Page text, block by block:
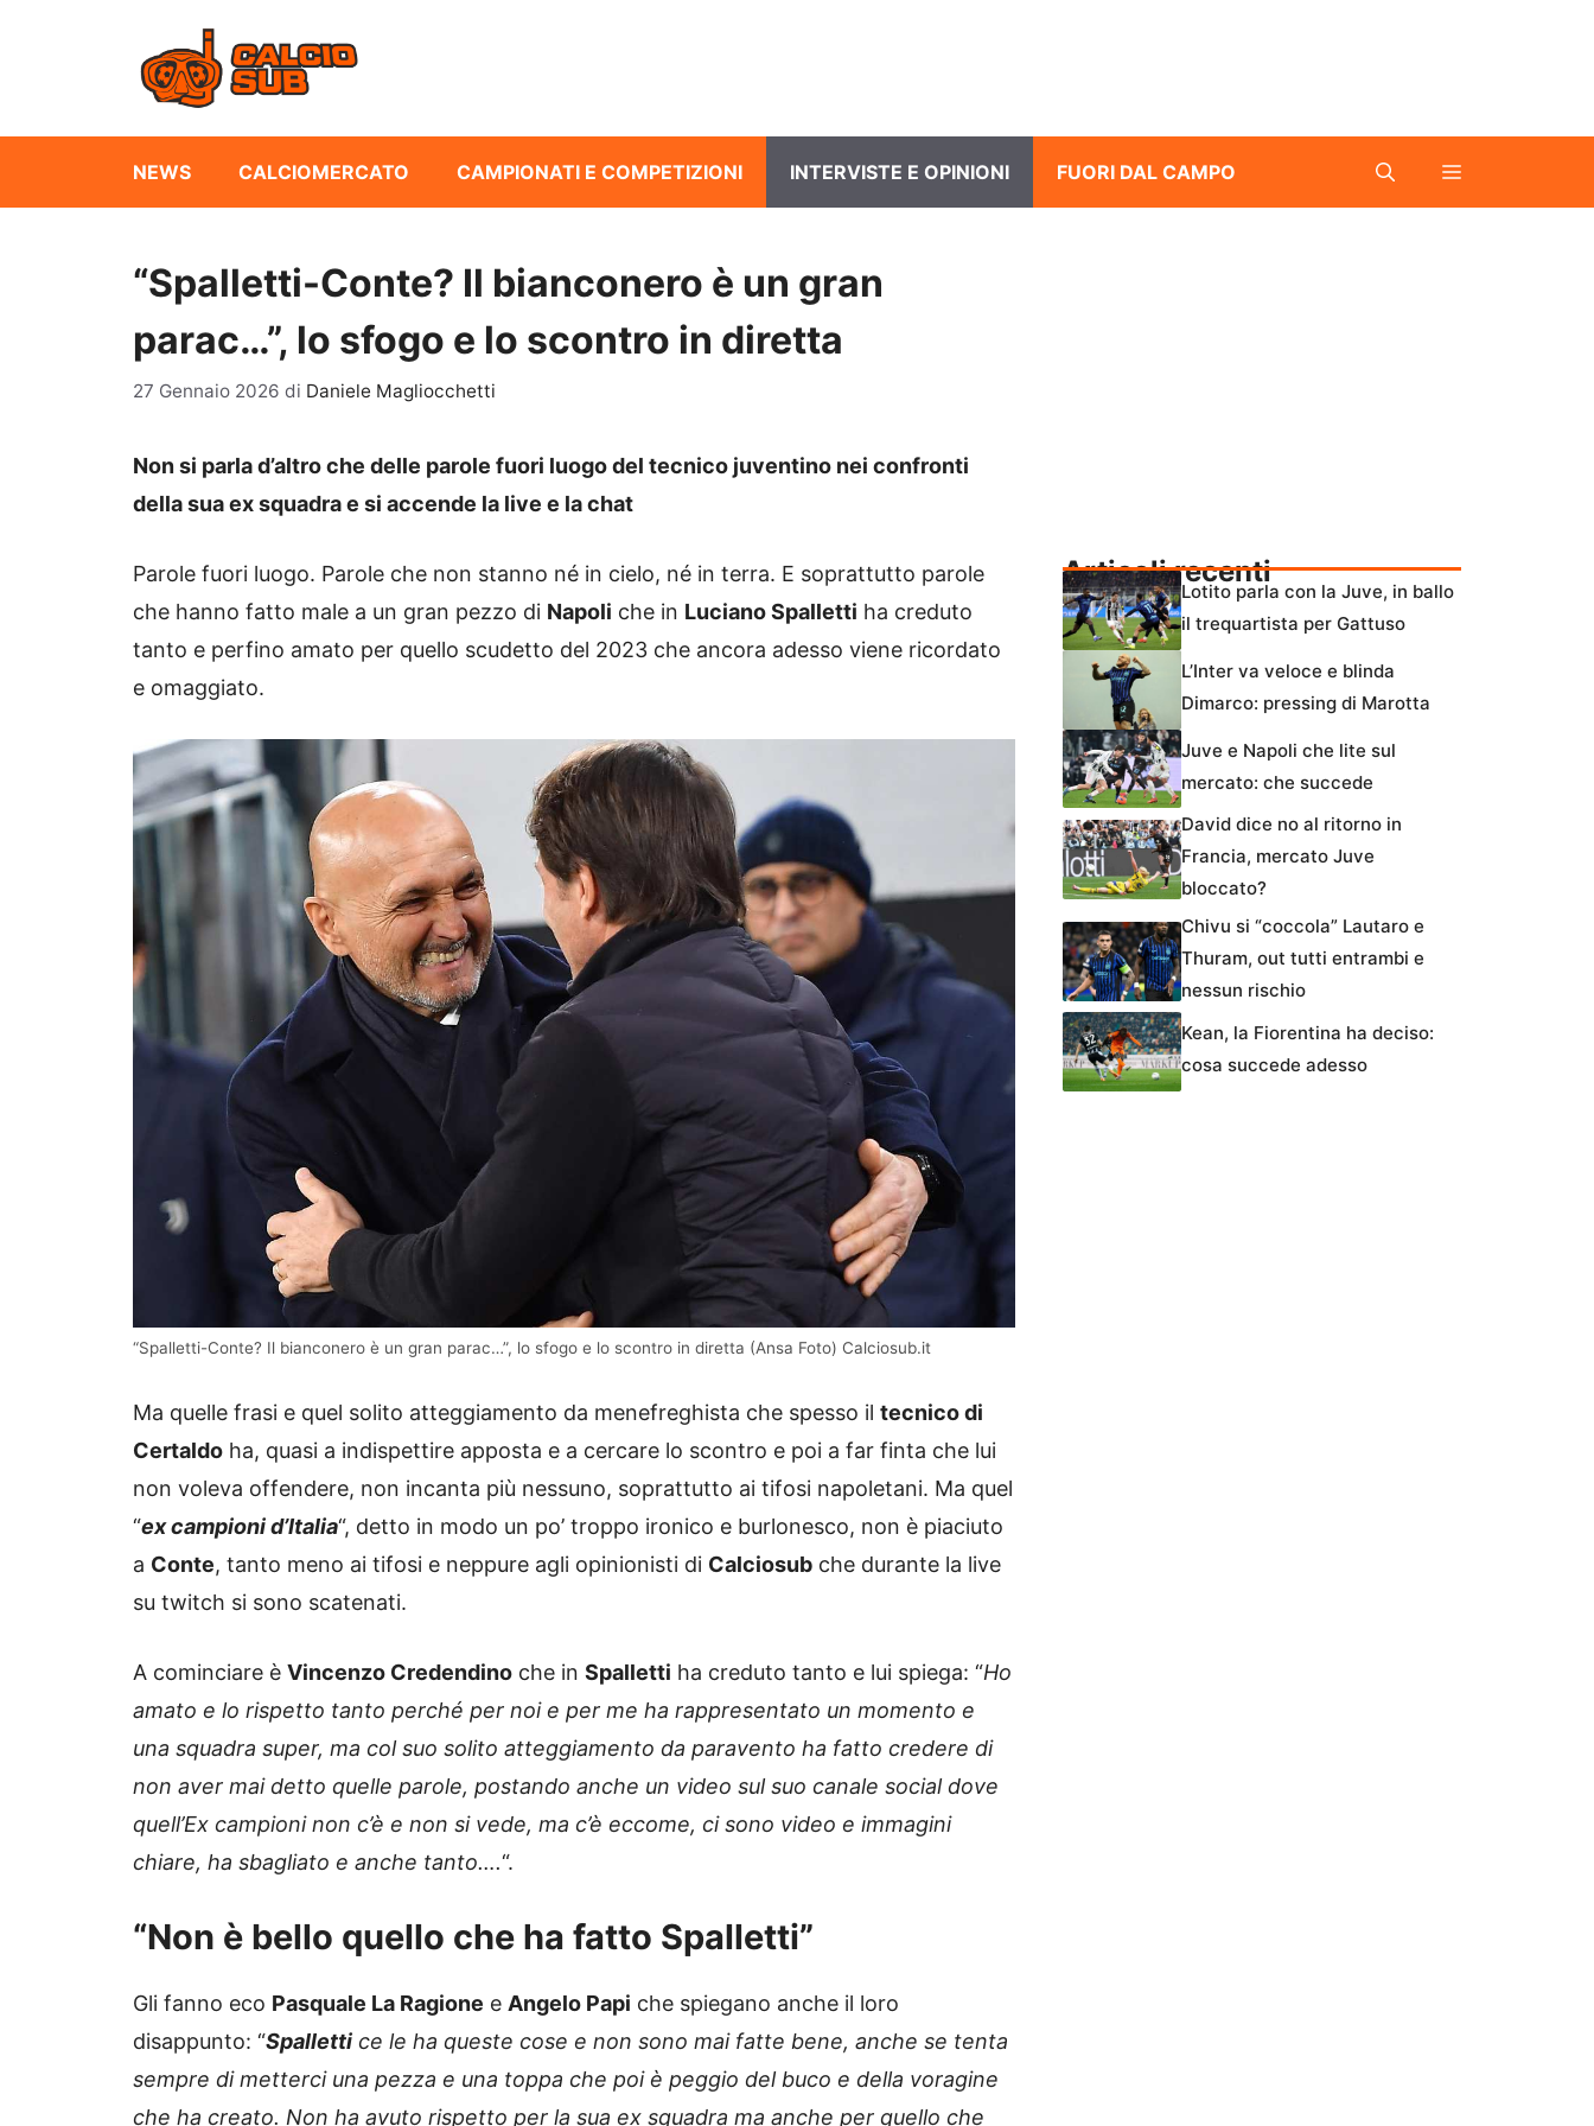
NEWS CALCIOMERCATO CAMPIONATI E COMPETIZIONI INTERVISTE E OPINIONI FUORI DAL CAMPO
“Spalletti-Conte? Il bianconero è un gran
parac…”, lo sfogo e lo scontro in diretta
27 Gennaio 2026 di Daniele Magliocchetti
Non si parla d’altro che delle parole fuori luogo del tecnico juventino nei confronti
della sua ex squadra e si accende la live e la chat
Parole fuori luogo. Parole che non stanno né in cielo, né in terra. E soprattutto parole
che hanno fatto male a un gran pezzo di Napoli che in Luciano Spalletti ha creduto
tanto e perfino amato per quello scudetto del 2023 che ancora adesso viene ricordato
e omaggiato.
“Spalletti-Conte? Il bianconero è un gran parac…”, lo sfogo e lo scontro in diretta (Ansa Foto) Calciosub.it
Ma quelle frasi e quel solito atteggiamento da menefreghista che spesso il tecnico di
Certaldo ha, quasi a indispettire apposta e a cercare lo scontro e poi a far finta che lui
non voleva offendere, non incanta più nessuno, soprattutto ai tifosi napoletani. Ma quel
“ex campioni d’Italia“, detto in modo un po’ troppo ironico e burlonesco, non è piaciuto
a Conte, tanto meno ai tifosi e neppure agli opinionisti di Calciosub che durante la live
su twitch si sono scatenati.
A cominciare è Vincenzo Credendino che in Spalletti ha creduto tanto e lui spiega: “Ho
amato e lo rispetto tanto perché per noi e per me ha rappresentato un momento e
una squadra super, ma col suo solito atteggiamento da paravento ha fatto credere di
non aver mai detto quelle parole, postando anche un video sul suo canale social dove
quell’Ex campioni non c’è e non si vede, ma c’è eccome, ci sono video e immagini
chiare, ha sbagliato e anche tanto….“.
“Non è bello quello che ha fatto Spalletti”
Gli fanno eco Pasquale La Ragione e Angelo Papi che spiegano anche il loro
disappunto: “Spalletti ce le ha queste cose e non sono mai fatte bene, anche se tenta
sempre di metterci una pezza e una toppa che poi è peggio del buco e della voragine
che ha creato. Non ha avuto rispetto per la sua ex squadra ma anche per quello che
Articoli recenti
Lotito parla con la Juve, in ballo
il trequartista per Gattuso
L’Inter va veloce e blinda
Dimarco: pressing di Marotta
Juve e Napoli che lite sul
mercato: che succede
David dice no al ritorno in
Francia, mercato Juve
bloccato?
Chivu si “coccola” Lautaro e
Thuram, out tutti entrambi e
nessun rischio
Kean, la Fiorentina ha deciso:
cosa succede adesso